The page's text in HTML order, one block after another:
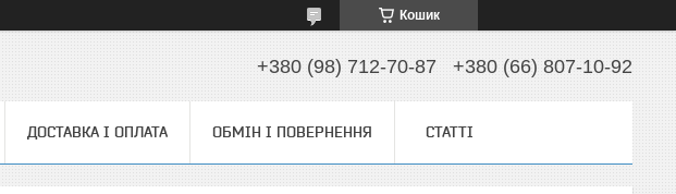
Кошик
+380 (98) 712-70-87 +380 (66) 807-10-92
ДОСТАВКА І ОПЛАТА ОБМІН І ПОВЕРНЕННЯ СТАТТІ